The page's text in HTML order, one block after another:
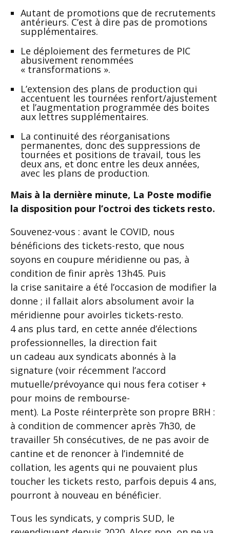
Autant de promotions que de recrutements
antérieurs. C’est à dire pas de promotions
supplémentaires.
Le déploiement des fermetures de PIC
abusivement renommées
« transformations ».
L’extension des plans de production qui
accentuent les tournées renfort/ajustement
et l’augmentation programmée des boites
aux lettres supplémentaires.
La continuité des réorganisations
permanentes, donc des suppressions de
tournées et positions de travail, tous les
deux ans, et donc entre les deux années,
avec les plans de production.
Mais à la dernière minute, La Poste modifie
la disposition pour l’octroi des tickets resto.
Souvenez-vous : avant le COVID, nous
bénéficions des tickets-resto, que nous
soyons en coupure méridienne ou pas, à
condition de finir après 13h45. Puis
la crise sanitaire a été l’occasion de modifier la
donne ; il fallait alors absolument avoir la
méridienne pour avoirles tickets-resto.
4 ans plus tard, en cette année d’élections
professionnelles, la direction fait
un cadeau aux syndicats abonnés à la
signature (voir récemment l’accord
mutuelle/prévoyance qui nous fera cotiser +
pour moins de rembourse-
ment). La Poste réinterprète son propre BRH :
à condition de commencer après 7h30, de
travailler 5h consécutives, de ne pas avoir de
cantine et de renoncer à l’indemnité de
collation, les agents qui ne pouvaient plus
toucher les tickets resto, parfois depuis 4 ans,
pourront à nouveau en bénéficier.
Tous les syndicats, y compris SUD, le